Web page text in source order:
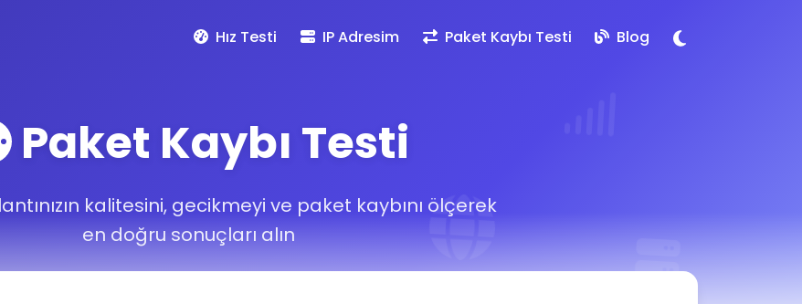
Hız Testi IP Adresim Paket Kaybı Testi Blog
Paket Kaybı Testi
kalitesini, gecikmeyi ve paket kaybını ölçerek
en doğru sonuçları alın